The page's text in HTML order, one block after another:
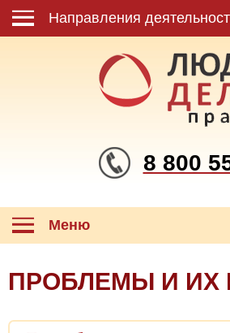
Направления
8 800
Меню
ПРОБЛЕМЫ И ИХ